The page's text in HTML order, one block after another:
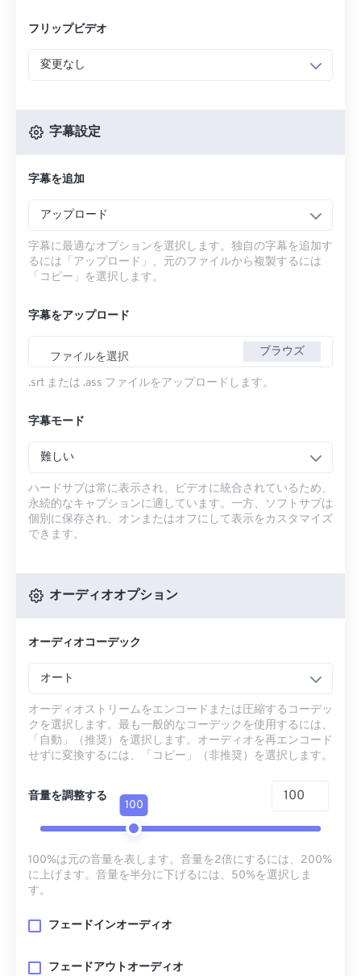
フリップビデオ
変更なし
字幕設定
字幕を追加
アップロード
字幕に最適なオプションを選択します。独自の字幕を追加す
るには「アップロード」、元のファイルから複製するには
「コピー」を選択します。
字幕をアップロード
ファイルを選択 ブラウズ
.srt または .ass ファイルをアップロードします。
字幕モード
難しい
ハードサブは常に表示され、ビデオに統合されているため、
永続的なキャプションに適しています。一方、ソフトサブは
個別に保存され、オンまたはオフにして表示をカスタマイズ
できます。
オーディオオプション
オーディオコーデック
オート
オーディオストリームをエンコードまたは圧縮するコーデッ
クを選択します。最も一般的なコーデックを使用するには、
「自動」（推奨）を選択します。オーディオを再エンコード
せずに変換するには、「コピー」（非推奨）を選択します。
音量を調整する
100
100%は元の音量を表します。音量を2倍にするには、200%
に上げます。音量を半分に下げるには、50%を選択しま
す。
フェードインオーディオ
フェードアウトオーディオ